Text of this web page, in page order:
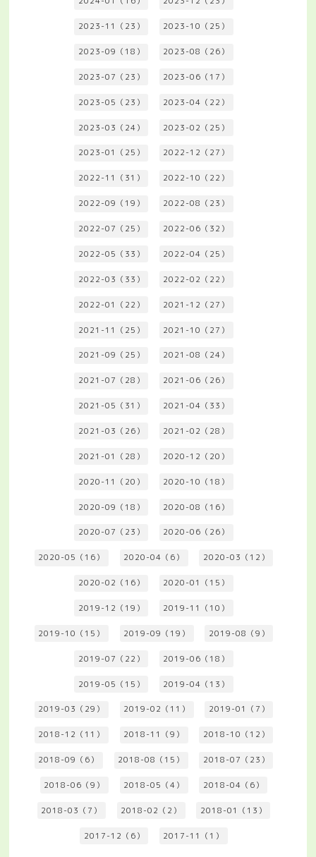
2023-11（23） 2023-10（25）
2023-09（18） 2023-08（26）
2023-07（23） 2023-06（17）
2023-05（23） 2023-04（22）
2023-03（24） 2023-02（25）
2023-01（25） 2022-12（27）
2022-11（31） 2022-10（22）
2022-09（19） 2022-08（23）
2022-07（25） 2022-06（32）
2022-05（33） 2022-04（25）
2022-03（33） 2022-02（22）
2022-01（22） 2021-12（27）
2021-11（25） 2021-10（27）
2021-09（25） 2021-08（24）
2021-07（28） 2021-06（26）
2021-05（31） 2021-04（33）
2021-03（26） 2021-02（28）
2021-01（28） 2020-12（20）
2020-11（20） 2020-10（18）
2020-09（18） 2020-08（16）
2020-07（23） 2020-06（26）
2020-05（16） 2020-04（6） 2020-03（12）
2020-02（16） 2020-01（15）
2019-12（19） 2019-11（10）
2019-10（15） 2019-09（19） 2019-08（9）
2019-07（22） 2019-06（18）
2019-05（15） 2019-04（13）
2019-03（29） 2019-02（11） 2019-01（7）
2018-12（11） 2018-11（9） 2018-10（12）
2018-09（6） 2018-08（15） 2018-07（23）
2018-06（9） 2018-05（4） 2018-04（6）
2018-03（7） 2018-02（2） 2018-01（13）
2017-12（6） 2017-11（1）